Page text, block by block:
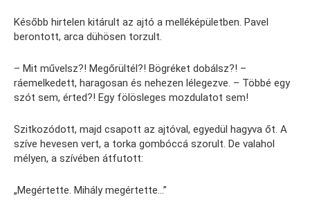
Később hirtelen kitárult az ajtó a melléképületben. Pavel
berontott, arca dühösen torzult.
– Mit művelsz?! Megőrültél?! Bögréket dobálsz?! –
ráemelkedett, haragosan és nehezen lélegezve. – Többé egy
szót sem, érted?! Egy fölösleges mozdulatot sem!
Szitkozódott, majd csapott az ajtóval, egyedül hagyva őt. A
szíve hevesen vert, a torka gombóccá szorult. De valahol
mélyen, a szívében átfutott:
„Megértette. Mihály megértette…”